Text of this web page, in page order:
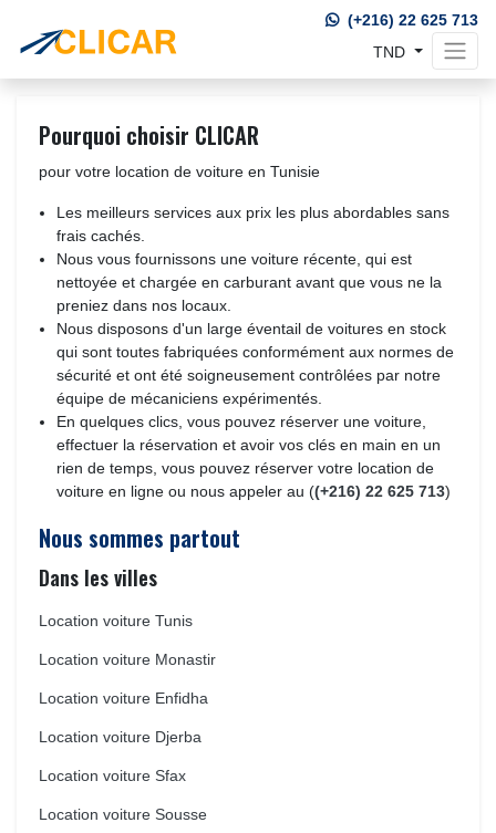
(+216) 22 625 713
TND
Pourquoi choisir CLICAR
pour votre location de voiture en Tunisie
Les meilleurs services aux prix les plus abordables sans
frais cachés.
Nous vous fournissons une voiture récente, qui est
nettoyée et chargée en carburant avant que vous ne la
preniez dans nos locaux.
Nous disposons d'un large éventail de voitures en stock
qui sont toutes fabriquées conformément aux normes de
sécurité et ont été soigneusement contrôlées par notre
équipe de mécaniciens expérimentés.
En quelques clics, vous pouvez réserver une voiture,
effectuer la réservation et avoir vos clés en main en un
rien de temps, vous pouvez réserver votre location de
voiture en ligne ou nous appeler au ((+216) 22 625 713)
Nous sommes partout
Dans les villes
Location voiture Tunis
Location voiture Monastir
Location voiture Enfidha
Location voiture Djerba
Location voiture Sfax
Location voiture Sousse